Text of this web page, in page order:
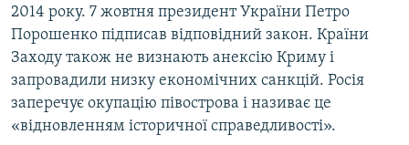
2014 року. 7 жовтня президент України Петро
Порошенко підписав відповідний закон. Країни
Заходу також не визнають анексію Криму і
запровадили низку економічних санкцій. Росія
заперечує окупацію півострова і називає це
«відновленням історичної справедливості».